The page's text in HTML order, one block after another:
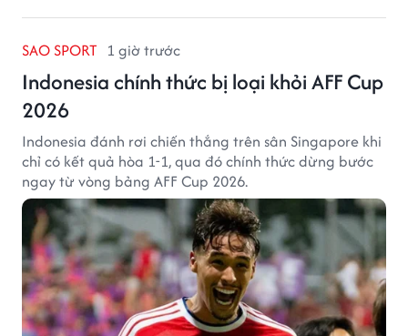
SAO SPORT 1 giờ trước
Indonesia chính thức bị loại khỏi AFF Cup
2026
Indonesia đánh rơi chiến thắng trên sân Singapore khi
chỉ có kết quả hòa 1-1, qua đó chính thức dừng bước
ngay từ vòng bảng AFF Cup 2026.